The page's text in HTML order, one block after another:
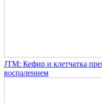
JTM: Кефир и клетчатка
воспалением